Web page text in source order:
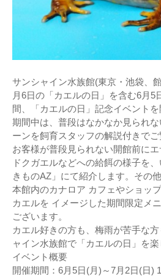
サンシャイン水族館(東京・池袋、
月6日の「カエルの日」を含む6月5
間、「カエルの日」記念イベントを
期間中は、普段はなかなか見られ
ーンを飼育スタッフの解説付きでご
お客様が普段見られない開館前に
ドクガエルなどへの給餌の様子を
きものAZ」にて紹介します。その
本館内のカナロア カフェやショッ
カエルを イメージした期間限定メ
ございます。
カエル好きの方も、梅雨が苦手な
ャイン水族館で「カエルの日」を楽
イベント概要
開催期間：6月5日(月)～7月2日(日